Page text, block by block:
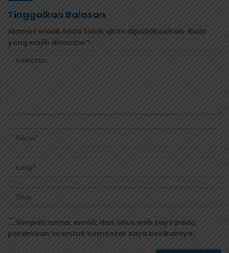
Tinggalkan Balasan
Alamat email Anda tidak akan dipublikasikan. Ruas
yang wajib ditandai *
Simpan nama, email, dan situs web saya pada
peramban ini untuk komentar saya berikutnya.